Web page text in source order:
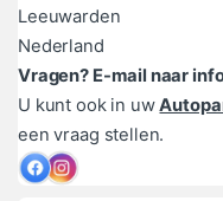
Leeuwarden
Nederland
Vragen? E-mail naar
U kunt ook in uw
een vraag stellen.